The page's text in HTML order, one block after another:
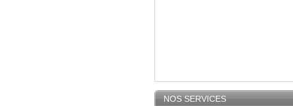
NOS SERVICES